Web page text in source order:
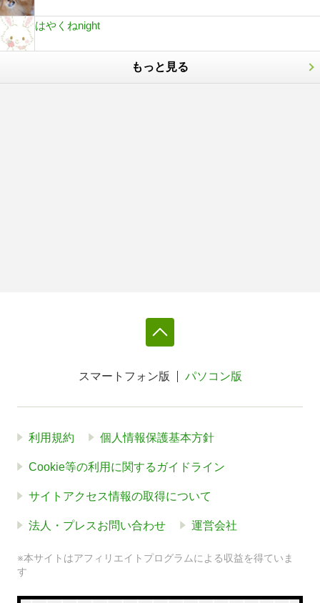
はやくねnight
もっと見る
スマートフォン版 パソコン版
利用規約 個人情報保護基本方針
Cookie等の利用に関するガイドライン
サイトアクセス情報の取得について
法人・プレスお問い合わせ 運営会社
※本サイトはアフィリエイトプログラムによる収益を得ていま
す